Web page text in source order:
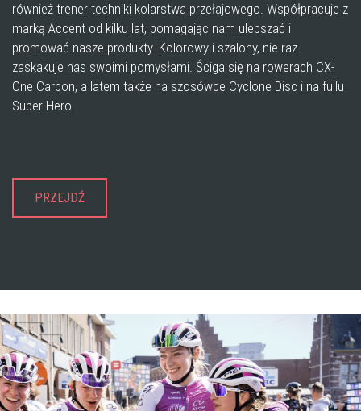
również trener techniki kolarstwa przełajowego. Współpracuje z
marką Accent od kilku lat, pomagając nam ulepszać i
promować nasze produkty. Kolorowy i szalony, nie raz
zaskakuje nas swoimi pomysłami. Ściga się na rowerach CX-
One Carbon, a latem także na szosówce Cyclone Disc i na fullu
Super Hero.
PRZEJDŹ